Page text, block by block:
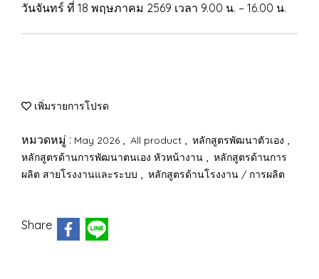
วันจันทร์ ที่ 18 พฤษภาคม 2569 เวลา 9.00 น. – 16.00 น.
เพิ่มรายการโปรด
หมวดหมู่ : May 2026 , All product , หลักสูตรพัฒนาตัวเอง ,
หลักสูตรด้านการพัฒนาตนเอง หัวหน้างาน , หลักสูตรด้านการ
ผลิต สายโรงงานและระบบ , หลักสูตรด้านโรงงาน / การผลิต
Share